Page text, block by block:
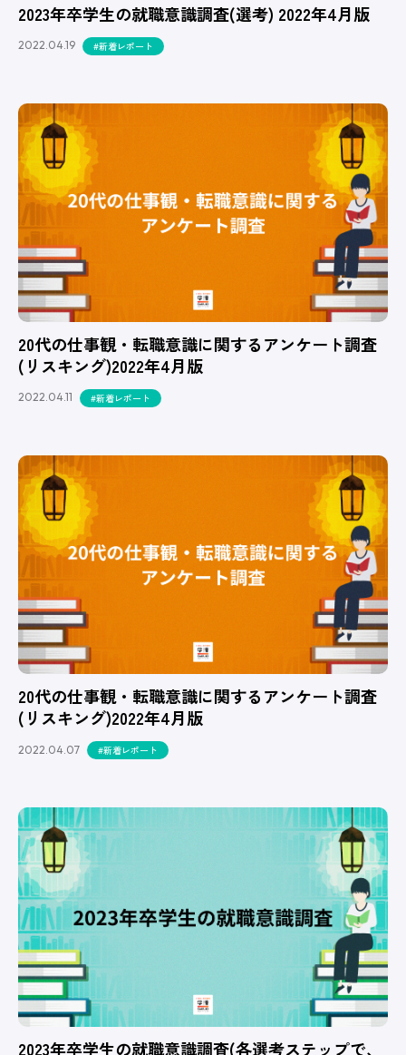
2023年卒学生の就職意識調査(選考) 2022年4月版
2022.04.19 #新着レポート
20代の仕事観・転職意識に関するアンケート調査
(リスキング)2022年4月版
2022.04.11 #新着レポート
20代の仕事観・転職意識に関するアンケート調査
(リスキング)2022年4月版
2022.04.07 #新着レポート
2023年卒学生の就職意識調査(各選考ステップで、